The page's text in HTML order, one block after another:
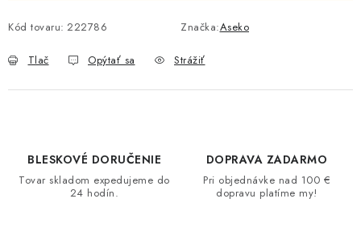
Kód tovaru: 222786 Značka:Aseko
Tlač Opýtať sa Strážiť
BLESKOVÉ DORUČENIE
Tovar skladom expedujeme do
24 hodín.
DOPRAVA ZADARMO
Pri objednávke nad 100 €
dopravu platíme my!